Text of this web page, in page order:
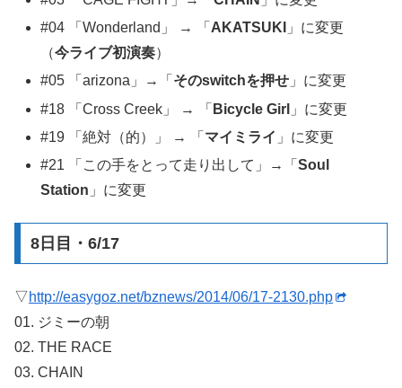
#04 「Wonderland」 → 「 AKATSUKI
」に変更
（今ライブ初演奏）
#05 「arizona」→「 そのswitchを押せ 」に変更
#18 「Cross Creek」 → 「 Bicycle Girl 」に変更
#19 「絶対（的）」 → 「 マイミライ 」に変更
#21 「この手をとって走り出して」→「Soul
Station 」に変更
8日目・6/17
▽http://easygoz.net/bznews/2014/06/17-2130.php
01. ジミーの朝
02. THE RACE
03. CHAIN